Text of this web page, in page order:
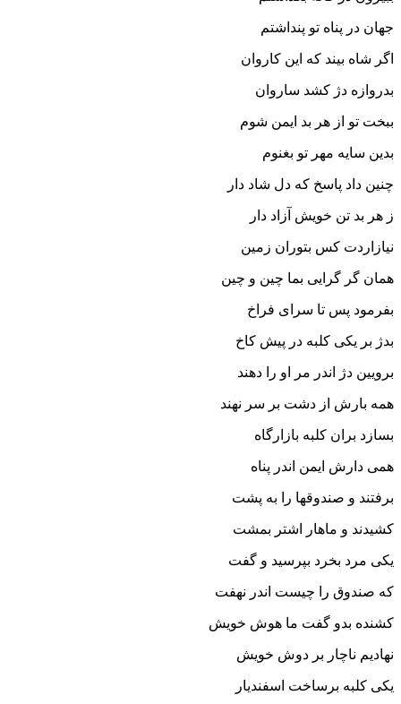
جهان در پناه تو پنداشتم‏
اگر شاه بیند که این کاروان
بدروازه دژ کشد ساروان‏
ببخت تو از هر بد ایمن شوم
بدین سایه مهر تو بغنوم‏
چنین داد پاسخ که دل شاد دار
ز هر بد تن خویش آزاد دار
نیازاردت کس بتوران زمین
همان گر گرایى بما چین و چین‏
بفرمود پس تا سراى فراخ
بدژ بر یکى کلبه در پیش کاخ‏
برویین دژ اندر مر او را دهند
همه بارش از دشت بر سر نهند
بسازد بران کلبه بازارگاه
همى دارش ایمن اندر پناه‏
برفتند و صندوقها را به پشت
کشیدند و ماهار اشتر بمشت‏
یکى مرد بخرد بپرسید و گفت
که صندوق را چیست اندر نهفت‏
کشنده بدو گفت ما هوش خویش
نهادیم ناچار بر دوش خویش‏
یکى کلبه برساخت اسفندیار